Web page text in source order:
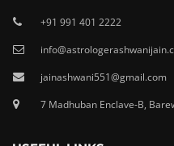
+91 991 401 2222
jainashwani551@gmail.com
7 Madhuban Enclave-B,